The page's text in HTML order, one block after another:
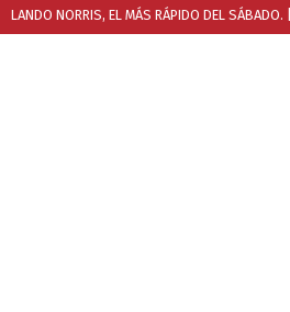
LANDO NORRIS, EL MÁS RÁPIDO DEL SÁBADO.